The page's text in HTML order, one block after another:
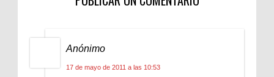
Anónimo
17 de mayo de 2011 a las 10:53